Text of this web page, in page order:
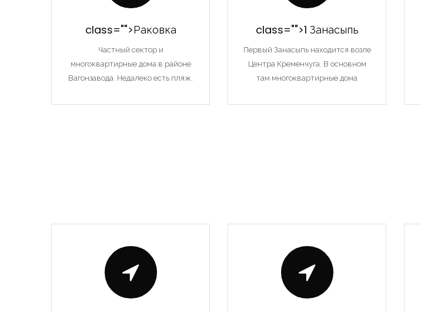
class="">Раковка
Частный сектор и
многоквартирные дома в районе
Вагонзавода. Недалеко есть пляж.
class="">1 Занасыпь
Первый Занасыпь находится возле
Центра Кременчуга. В основном
там многоквартирные дома